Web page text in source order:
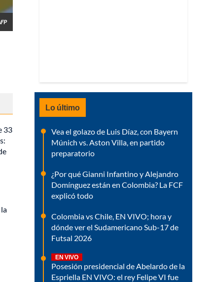
33
Lo último
Vea el golazo de Luis Díaz, con Bayern
Múnich vs. Aston Villa, en partido
preparatorio
¿Por qué Gianni Infantino y Alejandro
Domínguez están en Colombia? La FCF
explicó todo
Colombia vs Chile, EN VIVO; hora y
dónde ver el Sudamericano Sub-17 de
Futsal 2026
EN VIVO
Posesión presidencial de Abelardo de la
Espriella EN VIVO: el rey Felipe VI fue